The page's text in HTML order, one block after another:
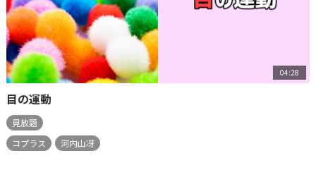
04:28
目の運動
見放題
コプラス
河内山冴